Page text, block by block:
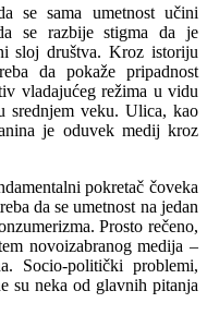
se sama umetnost učini
se razbije stigma da je
sloj društva. Kroz istoriju
da pokaže pripadnost
vladajućeg režima u vidu
srednjem veku. Ulica, kao
je oduvek medij kroz
pokretač čoveka
da se umetnost na jedan
Prosto rečeno,
novoizabranog medija –
Socio-politički problemi,
su neka od glavnih pitanja